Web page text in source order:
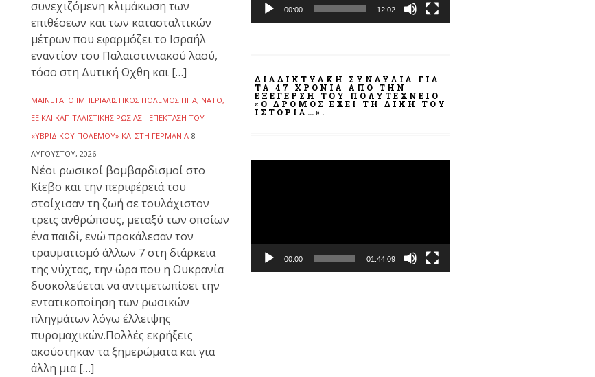
συνεχιζόμενη κλιμάκωση των
επιθέσεων και των κατασταλτικών
μέτρων που εφαρμόζει το Ισραήλ
εναντίον του Παλαιστινιακού λαού,
τόσο στη Δυτική Οχθη και […]
ΜΑΊΝΕΤΑΙ Ο ΙΜΠΕΡΙΑΛΙΣΤΙΚΌΣ ΠΌΛΕΜΟΣ ΗΠΑ, ΝΑΤΟ,
ΕΕ ΚΑΙ ΚΑΠΙΤΑΛΙΣΤΙΚΉΣ ΡΩΣΊΑΣ - ΕΠΈΚΤΑΣΗ ΤΟΥ
«ΥΒΡΙΔΙΚΟΎ ΠΟΛΈΜΟΥ» ΚΑΙ ΣΤΗ ΓΕΡΜΑΝΊΑ 8
ΑΥΓΟΎΣΤΟΥ, 2026
Νέοι ρωσικοί βομβαρδισμοί στο
Κίεβο και την περιφέρειά του
στοίχισαν τη ζωή σε τουλάχιστον
τρεις ανθρώπους, μεταξύ των οποίων
ένα παιδί, ενώ προκάλεσαν τον
τραυματισμό άλλων 7 στη διάρκεια
της νύχτας, την ώρα που η Ουκρανία
δυσκολεύεται να αντιμετωπίσει την
εντατικοποίηση των ρωσικών
πληγμάτων λόγω έλλειψης
πυρομαχικών.Πολλές εκρήξεις
ακούστηκαν τα ξημερώματα και για
άλλη μια […]
00:00 12:02
ΔΙΑΔΙΚΤΥΑΚΉ ΣΥΝΑΥΛΊΑ ΓΙΑ
ΤΑ 47 ΧΡΌΝΙΑ ΑΠΌ ΤΗΝ
ΕΞΈΓΕΡΣΗ ΤΟΥ ΠΟΛΥΤΕΧΝΕΊΟ
«Ο ΔΡΌΜΟΣ ΈΧΕΙ ΤΗ ΔΙΚΉ ΤΟΥ
ΙΣΤΟΡΊΑ…».
00:00 01:44:09